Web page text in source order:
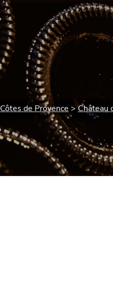
Côtes de Provence Château